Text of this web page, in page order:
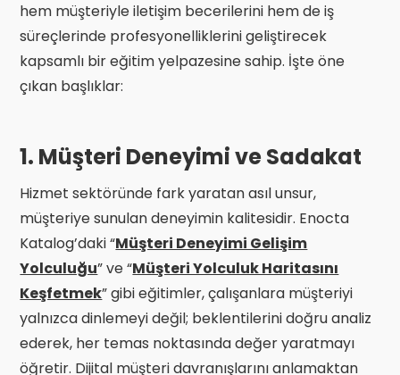
hem müşteriyle iletişim becerilerini hem de iş
süreçlerinde profesyonelliklerini geliştirecek
kapsamlı bir eğitim yelpazesine sahip. İşte öne
çıkan başlıklar:
1. Müşteri Deneyimi ve Sadakat
Hizmet sektöründe fark yaratan asıl unsur,
müşteriye sunulan deneyimin kalitesidir. Enocta
Katalog’daki “Müşteri Deneyimi Gelişim
Yolculuğu” ve “Müşteri Yolculuk Haritasını
Keşfetmek” gibi eğitimler, çalışanlara müşteriyi
yalnızca dinlemeyi değil; beklentilerini doğru analiz
ederek, her temas noktasında değer yaratmayı
öğretir. Dijital müşteri davranışlarını anlamaktan